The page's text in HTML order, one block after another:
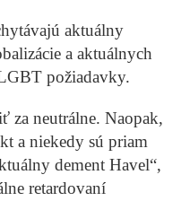
aktuálny
a aktuálnych
požiadavky.
za neutrálne. Naopak,
a niekedy sú priam
dement Havel“,
retardovaní